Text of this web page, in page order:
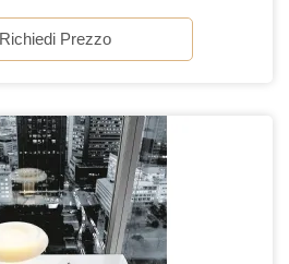
Richiedi Prezzo